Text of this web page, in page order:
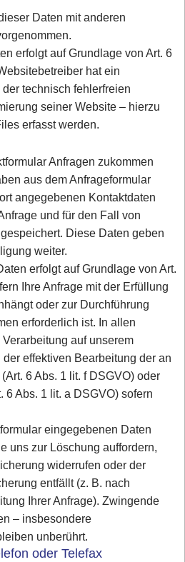
Daten mit anderen
erfolgt auf Grundlage von Art. 6
hat ein
technisch fehlerfreien
seiner Website – hierzu
erfasst werden.
Anfragen zukommen
aus dem Anfrageformular
angegebenen Kontaktdaten
und für den Fall von
Diese Daten geben
weiter.
erfolgt auf Grundlage von Art.
Ihre Anfrage mit der Erfüllung
oder zur Durchführung
erforderlich ist. In allen
auf unserem
effektiven Bearbeitung der an
6 Abs. 1 lit. f DSGVO) oder
Abs. 1 lit. a DSGVO) sofern
eingegebenen Daten
uns zur Löschung auffordern,
widerrufen oder der
entfällt (z. B. nach
Ihrer Anfrage). Zwingende
– insbesondere
unberührt.
oder Telefax